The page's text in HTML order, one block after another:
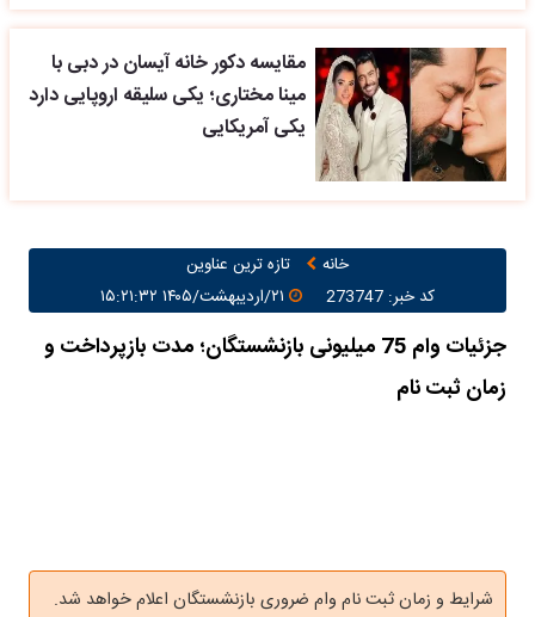
مقایسه دکور خانه آیسان در دبی با
مینا مختاری؛ یکی سلیقه اروپایی دارد
یکی آمریکایی
خانه
تازه ترین عناوین
کد خبر: 273747
جزئیات وام 75 میلیونی بازنشستگان؛ مدت بازپرداخت و
زمان ثبت نام
شرایط و زمان ثبت نام وام ضروری بازنشستگان اعلام خواهد شد.